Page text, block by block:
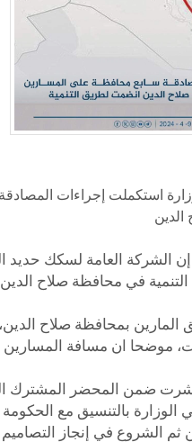
استكملت إجراءات
الشركة العامة لسكك حديد
ضمن المحضر المشترك
الوزارة بالتنسيق مع
ثم الشروع في إنجاز التصاميم